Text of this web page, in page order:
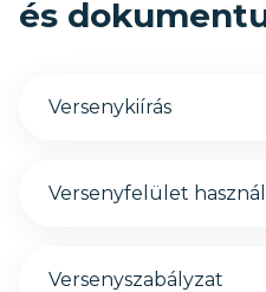
és
Versenykiírás
Versenyfelület
Versenyszabályzat